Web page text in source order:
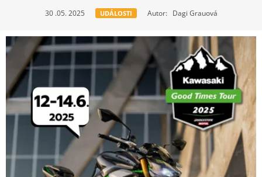
30 .05. 2025 UDÁLOSTI Autor: Dagi Grauová